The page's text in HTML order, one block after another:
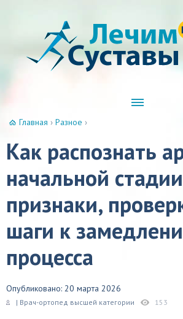
Главная › Разное ›
Как распознать
начальной
признаки,
шаги к
процесса
Опубликовано: 20 марта 2026
| Врач-ортопед высшей категории 153